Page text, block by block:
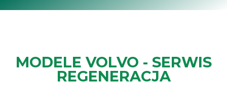
MODELE VOLVO - SERWIS
REGENERACJA